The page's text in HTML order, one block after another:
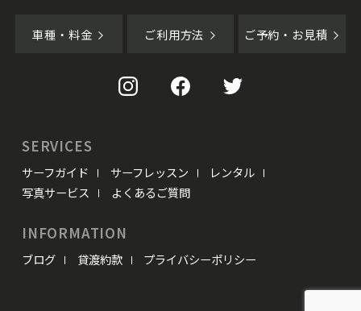
車種・料金 ご利用方法 ご予約・お見積
SERVICES
サーフガイド サーフレッスン
レンタル
写真サービス
よくあるご質問
INFORMATION
ブログ 貸渡約款 プライバシーポリシー